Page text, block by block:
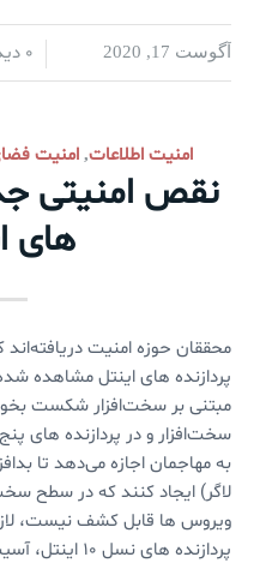
آگوست 17, 2020 / 0 دیدگاه/
امنیت اطلاعات,امنیت
نقص امنیتی
های
محققان حوزه امنیت
پردازنده های اینتل مشاهده
مبتنی بر سخت‌افزار شکست
سخت‌افزار و در پردازنده های
لاگر) ایجاد کنند که در سطح
ویروس ها قابل کشف نیست،
پردازنده های نسل ۱۰ اینتل،‌ آسیب‌پذیر نیستند.